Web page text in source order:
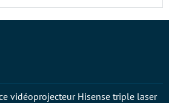
vidéoprojecteur Hisense triple laser